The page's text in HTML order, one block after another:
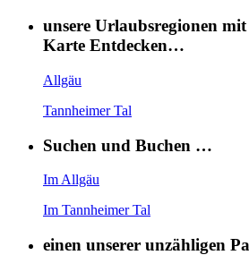
unsere Urlaubsregionen
Karte Entdecken…
Allgäu
Tannheimer Tal
Suchen und Buchen …
Im Allgäu
Im Tannheimer Tal
einen unserer unzähligen